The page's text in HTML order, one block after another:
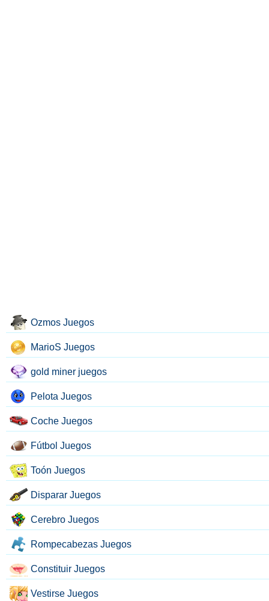
Ozmos Juegos
MarioS Juegos
gold miner juegos
Pelota Juegos
Coche Juegos
Fútbol Juegos
Toón Juegos
Disparar Juegos
Cerebro Juegos
Rompecabezas Juegos
Constituir Juegos
Vestirse Juegos